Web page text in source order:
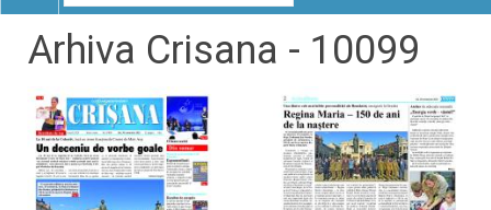
NAVIGATION
Arhiva Crisana - 10099